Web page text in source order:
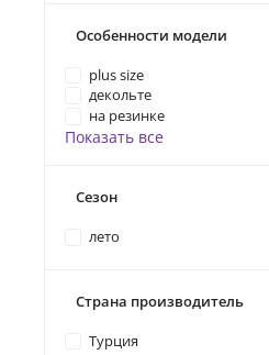
Особенности модели
plus size
декольте
на резинке
Показать все
Сезон
лето
Страна производитель
Турция